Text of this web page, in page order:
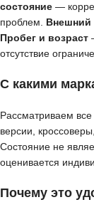
состояние —
проблем. Внешний
Пробег и возраст
отсутствие
С какими
Рассматриваем
версии,
Состояние не
оценивается
Почему это